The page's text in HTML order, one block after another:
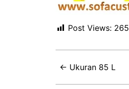
Post Views: 265
← Ukuran 85 L